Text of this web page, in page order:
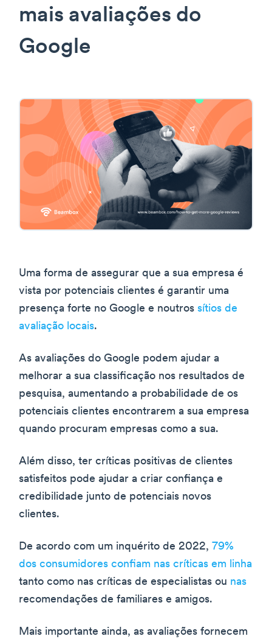
mais avaliações do
Google
Uma forma de assegurar que a sua empresa é
vista por potenciais clientes é garantir uma
presença forte no Google e noutros sítios de
avaliação locais.
As avaliações do Google podem ajudar a
melhorar a sua classificação nos resultados de
pesquisa, aumentando a probabilidade de os
potenciais clientes encontrarem a sua empresa
quando procuram empresas como a sua.
Além disso, ter críticas positivas de clientes
satisfeitos pode ajudar a criar confiança e
credibilidade junto de potenciais novos
clientes.
De acordo com um inquérito de 2022, 79%
dos consumidores confiam nas críticas em linha
tanto como nas críticas de especialistas ou nas
recomendações de familiares e amigos.
Mais importante ainda, as avaliações fornecem